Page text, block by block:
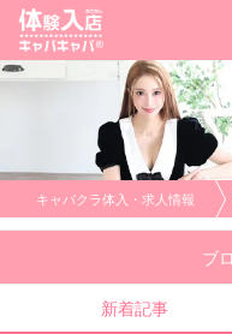
キャバクラ体入・求人情報
ブ
新着記事